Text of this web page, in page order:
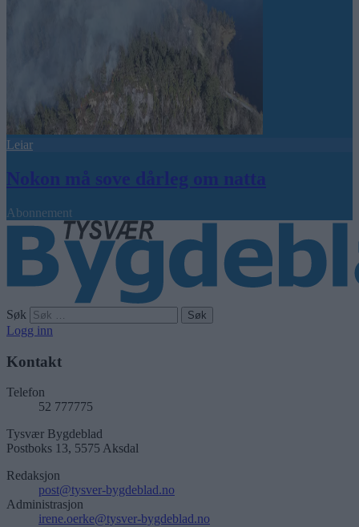
Leiar
Nokon må sove dårleg om natta
Abonnement
Søk
Logg inn
Kontakt
Telefon
52 777775
Tysvær Bygdeblad
Postboks 13, 5575 Aksdal
Redaksjon
post@tysver-bygdeblad.no
Administrasjon
irene.oerke@tysver-bygdeblad.no